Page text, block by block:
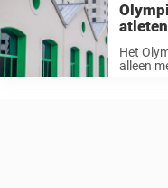
grote
Het
alleen